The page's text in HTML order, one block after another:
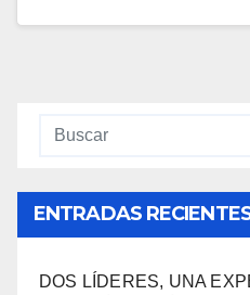
ENTRADAS
DOS LÍDERES, UNA